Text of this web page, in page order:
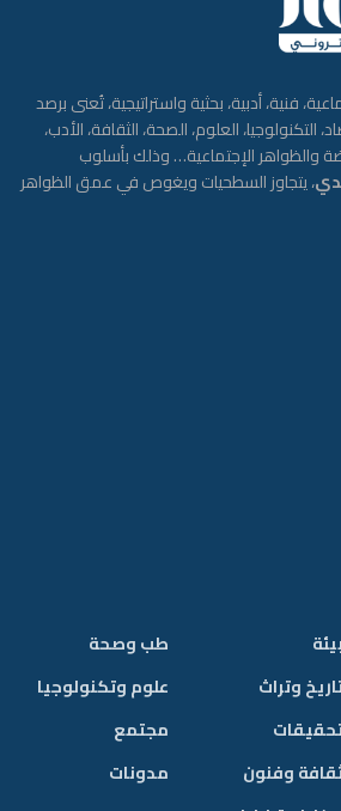
فنية، أدبية، بحثية واستراتيجية، تُعنى برصد
التكنولوجيا، العلوم، الصحة، الثقافة، الأدب،
والظواهر الإجتماعية… وذلك بأسلوب
، يتجاوز السطحيات ويغوص في عمق الظواهر
بيئة
وتراث
وفنون
طب وصحة
علوم وتكنولوجيا
مجتمع
مدونات